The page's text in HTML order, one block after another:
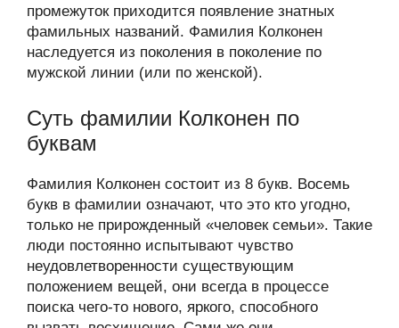
промежуток приходится появление знатных
фамильных названий. Фамилия Колконен
наследуется из поколения в поколение по
мужской линии (или по женской).
Суть фамилии Колконен по
буквам
Фамилия Колконен состоит из 8 букв. Восемь
букв в фамилии означают, что это кто угодно,
только не прирожденный «человек семьи». Такие
люди постоянно испытывают чувство
неудовлетворенности существующим
положением вещей, они всегда в процессе
поиска чего-то нового, яркого, способного